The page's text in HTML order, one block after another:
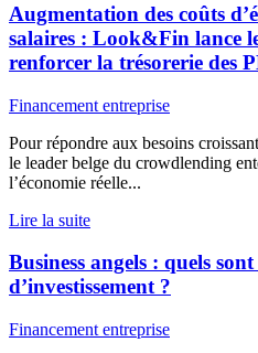
Augmentation des coûts
salaires : Look&Fin lance
renforcer la trésorerie des
Financement entreprise
Pour répondre aux besoins
le leader belge du crowdlending
l’économie réelle...
Lire la suite
Business angels : quels
d’investissement ?
Financement entreprise